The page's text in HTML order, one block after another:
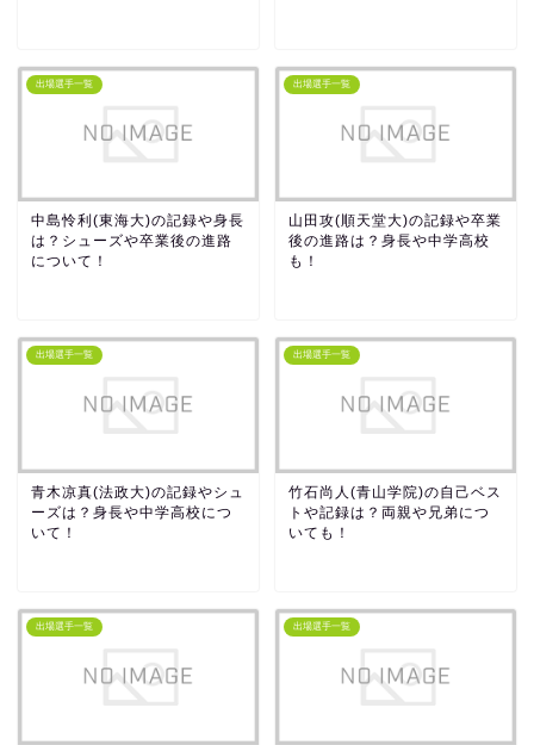
出場選手一覧
中島怜利(東海大)の記録や身長
は？シューズや卒業後の進路
について！
出場選手一覧
山田攻(順天堂大)の記録や卒業
後の進路は？身長や中学高校
も！
出場選手一覧
青木凉真(法政大)の記録やシュ
ーズは？身長や中学高校につ
いて！
出場選手一覧
竹石尚人(青山学院)の自己ベス
トや記録は？両親や兄弟につ
いても！
出場選手一覧 出場選手一覧